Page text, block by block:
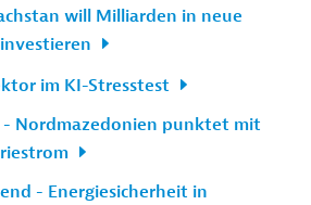
will Milliarden in neue
im KI-Stresstest
Nordmazedonien punktet mit
- Energiesicherheit in